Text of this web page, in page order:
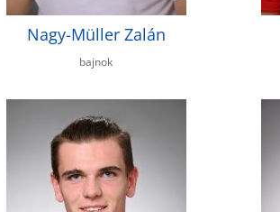
Nagy-Müller Zalán
bajnok